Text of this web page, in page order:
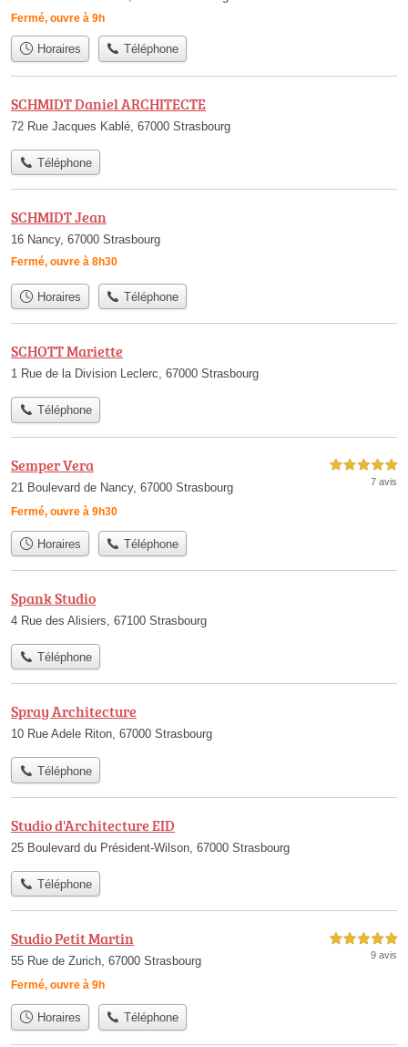
Fermé, ouvre à 9h
Horaires Téléphone
SCHMIDT Daniel ARCHITECTE
72 Rue Jacques Kablé, 67000 Strasbourg
Téléphone
SCHMIDT Jean
16 Nancy, 67000 Strasbourg
Fermé, ouvre à 8h30
Horaires Téléphone
SCHOTT Mariette
1 Rue de la Division Leclerc, 67000 Strasbourg
Téléphone
Semper Vera
21 Boulevard de Nancy, 67000 Strasbourg
Fermé, ouvre à 9h30
5,0 étoiles sur 5
7 avis
Horaires Téléphone
Spank Studio
4 Rue des Alisiers, 67100 Strasbourg
Téléphone
Spray Architecture
10 Rue Adele Riton, 67000 Strasbourg
Téléphone
Studio d'Architecture EID
25 Boulevard du Président-Wilson, 67000 Strasbourg
Téléphone
Studio Petit Martin
55 Rue de Zurich, 67000 Strasbourg
Fermé, ouvre à 9h
5,0 étoiles sur 5
9 avis
Horaires Téléphone